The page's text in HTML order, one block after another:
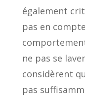
également
pas en
ne pas se
considèrent
pas